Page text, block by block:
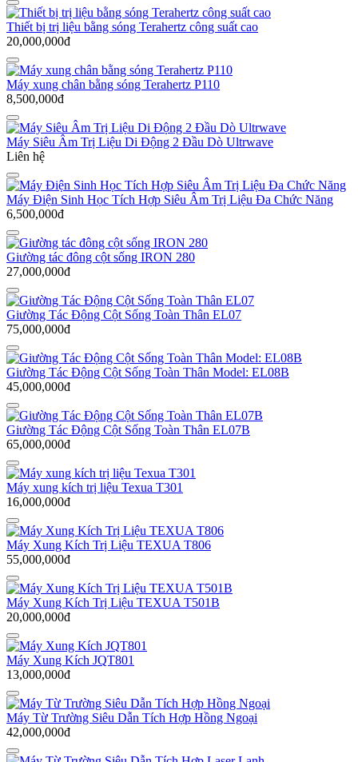
Thiết bị trị liệu bằng sóng Terahertz công suất cao
20,000,000đ
Máy xung chân bằng sóng Terahertz P110
8,500,000đ
Máy Siêu Âm Trị Liệu Di Động 2 Đầu Dò Ultrwave
Liên hệ
Máy Điện Sinh Học Tích Hợp Siêu Âm Trị Liệu Đa Chức Năng
6,500,000đ
Giường tác đông cột sống IRON 280
27,000,000đ
Giường Tác Động Cột Sống Toàn Thân EL07
75,000,000đ
Giường Tác Động Cột Sống Toàn Thân Model: EL08B
45,000,000đ
Giường Tác Động Cột Sống Toàn Thân EL07B
65,000,000đ
Máy xung kích trị liệu Texua T301
16,000,000đ
Máy Xung Kích Trị Liệu TEXUA T806
55,000,000đ
Máy Xung Kích Trị Liệu TEXUA T501B
20,000,000đ
Máy Xung Kích JQT801
13,000,000đ
Máy Từ Trường Siêu Dẫn Tích Hợp Hồng Ngoại
42,000,000đ